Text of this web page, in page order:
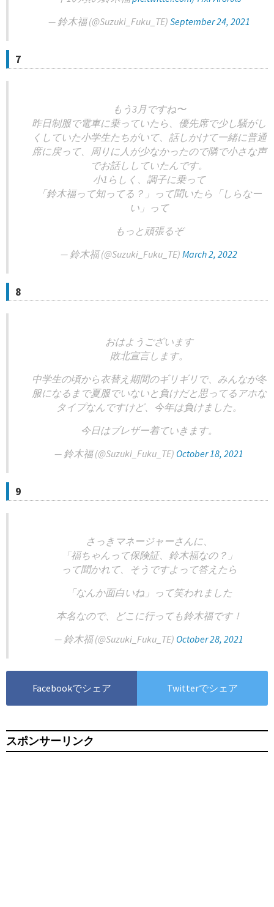
— 鈴木福 (@Suzuki_Fuku_TE) September 24, 2021
7
もう3月ですね〜
昨日制服で電車に乗っていたら、優先席で少し騒がし
くしていた小学生たちがいて、話しかけて一緒に普通
席に戻って、周りに人が少なかったので隣で小さな声
でお話ししていたんです。
小1らしく、調子に乗って
「鈴木福って知ってる？」って聞いたら「しらなー
い」って
もっと頑張るぞ
— 鈴木福 (@Suzuki_Fuku_TE) March 2, 2022
8
おはようございます
敗北宣言します。
中学生の頃から衣替え期間のギリギリで、みんなが冬
服になるまで夏服でいないと負けだと思ってるアホな
タイプなんですけど、今年は負けました。
今日はブレザー着ていきます。
— 鈴木福 (@Suzuki_Fuku_TE) October 18, 2021
9
さっきマネージャーさんに、
「福ちゃんって保険証、鈴木福なの？」
って聞かれて、そうですよって答えたら
「なんか面白いね」って笑われました
本名なので、どこに行っても鈴木福です！
— 鈴木福 (@Suzuki_Fuku_TE) October 28, 2021
Facebookでシェア Twitterでシェア
スポンサーリンク